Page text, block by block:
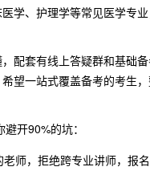
学、护理学等常见医学专
配套有线上答疑群和基础
望一站式覆盖备考的考生
开90%的坑：
师，拒绝跨专业讲师，报